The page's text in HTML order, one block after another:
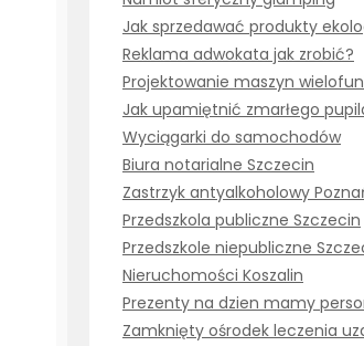
Jak sprzedawać produkty
Reklama adwokata jak zrobić?
Projektowanie maszyn
Jak upamiętnić zmarłego
Wyciągarki do samochodów
Biura notarialne Szczecin
Zastrzyk antyalkoholowy
Przedszkola publiczne Szczecin
Przedszkole niepubliczne
Nieruchomości Koszalin
Prezenty na dzien mamy
Zamknięty ośrodek leczenia